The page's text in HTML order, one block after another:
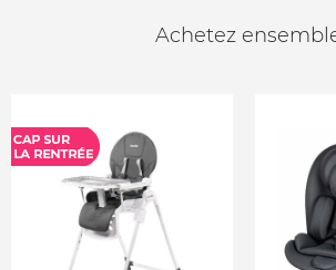
Achetez